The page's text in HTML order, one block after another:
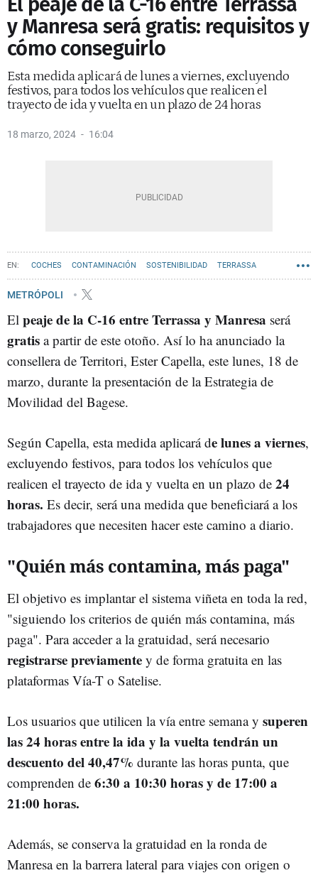
y Manresa será gratis: requisitos y
cómo conseguirlo
Esta medida aplicará de lunes a viernes, excluyendo
festivos, para todos los vehículos que realicen el
trayecto de ida y vuelta en un plazo de 24 horas
18 marzo, 2024 16:04
COCHES CONTAMINACIÓN SOSTENIBILIDAD TERRASSA
METRÓPOLI
El peaje de la C-16 entre Terrassa y Manresa será
gratis a partir de este otoño. Así lo ha anunciado la
consellera de Territori, Ester Capella, este lunes, 18 de
marzo, durante la presentación de la Estrategia de
Movilidad del Bagese.
Según Capella, esta medida aplicará de lunes a viernes,
excluyendo festivos, para todos los vehículos que
realicen el trayecto de ida y vuelta en un plazo de 24
horas. Es decir, será una medida que beneficiará a los
trabajadores que necesiten hacer este camino a diario.
"Quién más contamina, más paga"
El objetivo es implantar el sistema viñeta en toda la red,
"siguiendo los criterios de quién más contamina, más
paga". Para acceder a la gratuidad, será necesario
registrarse previamente y de forma gratuita en las
plataformas Vía-T o Satelise.
Los usuarios que utilicen la vía entre semana y superen
las 24 horas entre la ida y la vuelta tendrán un
descuento del 40,47% durante las horas punta, que
comprenden de 6:30 a 10:30 horas y de 17:00 a
21:00 horas.
Además, se conserva la gratuidad en la ronda de
Manresa en la barrera lateral para viajes con origen o